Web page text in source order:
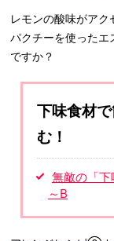
レモンの酸味がアク
パクチーを使ったエ
ですか？
下味食材
む！
無敵の「
～B